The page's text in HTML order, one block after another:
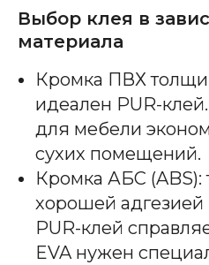
Выбор клея в
материала
Кромка ПВХ
идеален PUR-
для мебели
сухих помещений.
Кромка АБС (ABS):
хорошей адгезией
PUR-клей
EVA нужен